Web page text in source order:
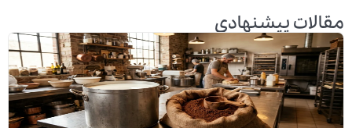
مقالات پیشنهادی